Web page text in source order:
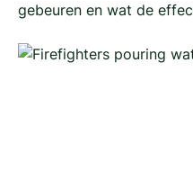
gebeuren en wat de